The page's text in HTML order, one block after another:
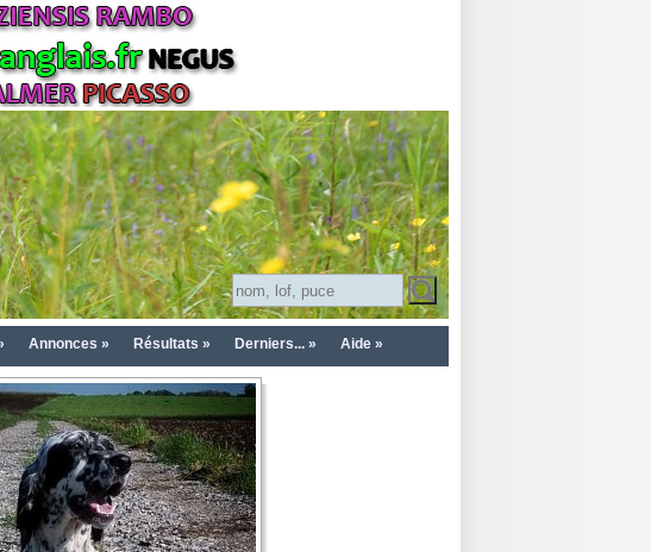
Annonces » Résultats » Derniers... » Aide »